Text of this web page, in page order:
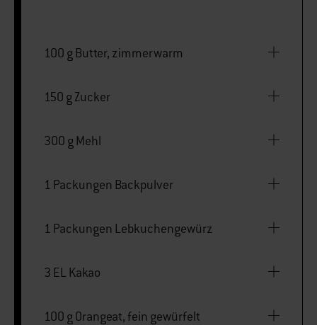
100 g Butter, zimmerwarm
150 g Zucker
300 g Mehl
1 Packungen Backpulver
1 Packungen Lebkuchengewürz
3 EL Kakao
100 g Orangeat, fein gewürfelt